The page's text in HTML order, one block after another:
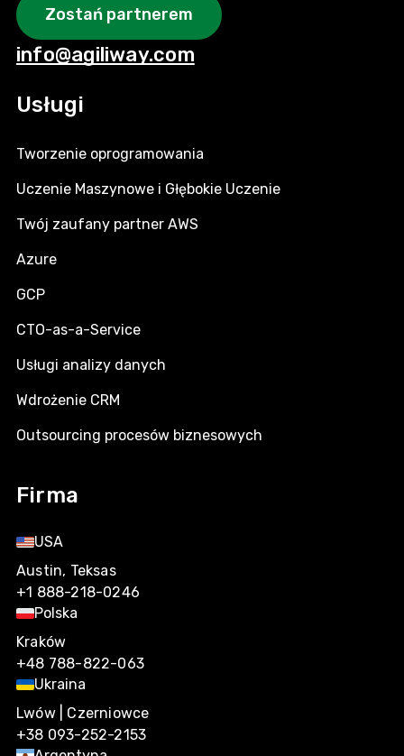
Zostań partnerem
info@agiliway.com
Usługi
Tworzenie oprogramowania
Uczenie Maszynowe i Głębokie Uczenie
Twój zaufany partner AWS
Azure
GCP
CTO-as-a-Service
Usługi analizy danych
Wdrożenie CRM
Outsourcing procesów biznesowych
Firma
USA
Austin, Teksas
+1 888-218-0246
Polska
Kraków
+48 788-822-063
Ukraina
Lwów | Czerniowce
+38 093-252-2153